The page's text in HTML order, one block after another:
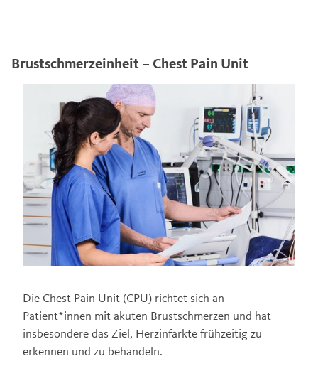
Brustschmerzeinheit – Chest Pain Unit
Die Chest Pain Unit (CPU) richtet sich an
Patient*innen mit akuten Brustschmerzen und hat
insbesondere das Ziel, Herzinfarkte frühzeitig zu
erkennen und zu behandeln.